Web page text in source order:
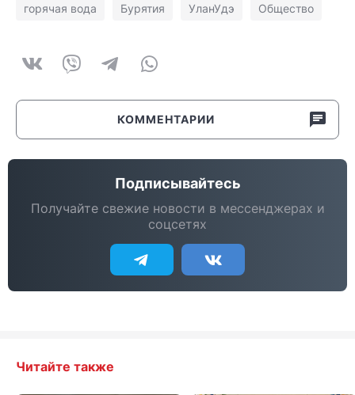
горячая вода Бурятия УланУдэ Общество
КОММЕНТАРИИ
Подписывайтесь
Получайте свежие новости в мессенджерах и
соцсетях
Читайте также